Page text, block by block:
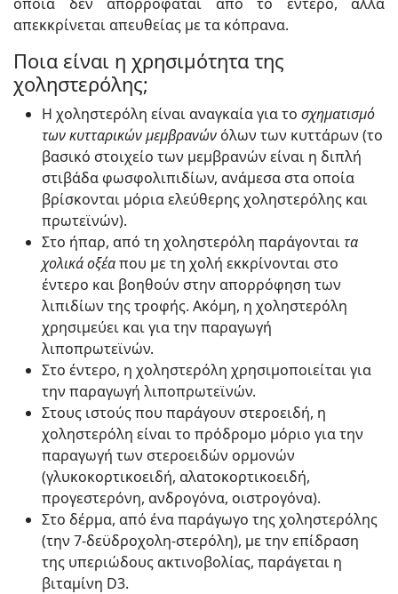
απεκκρίνεται απευθείας με τα κόπρανα.
Ποια είναι η χρησιμότητα της
χοληστερόλης;
Η χοληστερόλη είναι αναγκαία για το σχηματισμό
των κυτταρικών μεμβρανών όλων των κυττάρων (το
βασικό στοιχείο των μεμβρανών είναι η διπλή
στιβάδα φωσφολιπιδίων, ανάμεσα στα οποία
βρίσκονται μόρια ελεύθερης χοληστερόλης και
πρωτεϊνών).
Στο ήπαρ, από τη χοληστερόλη παράγονταιτα
χολικά οξέαπου με τη χολή εκκρίνονται στο
έντερο και βοηθούν στην απορρόφηση των
λιπιδίων της τροφής. Ακόμη, η χοληστερόλη
χρησιμεύει και για την παραγωγή
λιποπρωτεϊνών.
Στο έντερο, η χοληστερόλη χρησιμοποιείται για
την παραγωγή λιποπρωτεϊνών.
Στους ιστούς που παράγουν στεροειδή, η
χοληστερόλη είναι το πρόδρομο μόριο για την
παραγωγή των στεροειδών ορμονών
(γλυκοκορτικοειδή, αλατοκορτικοειδή,
προγεστερόνη, ανδρογόνα, οιστρογόνα).
Στο δέρμα, από ένα παράγωγο της χοληστερόλης
(την 7-δεϋδροχολη-στερόλη), με την επίδραση
της υπεριώδους ακτινοβολίας, παράγεται η
βιταμίνη D3.